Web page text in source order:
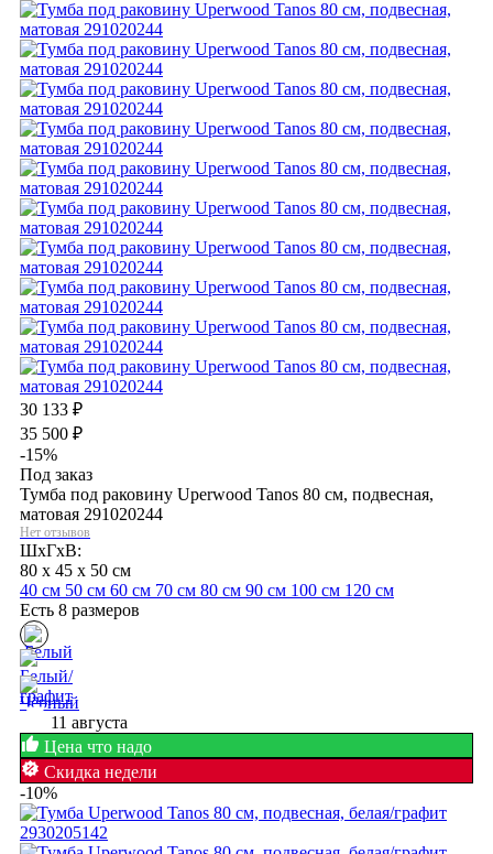
30 133 ₽
35 500 ₽
-15%
Под заказ
Тумба под раковину Uperwood Tanos 80 см, подвесная,
матовая 291020244
Нет отзывов
ШхГхВ:
80 x 45 x 50 см
40 см 50 см 60 см 70 см 80 см 90 см 100 см 120 см
Есть 8 размеров
11 августа
Цена что надо
Скидка недели
-10%